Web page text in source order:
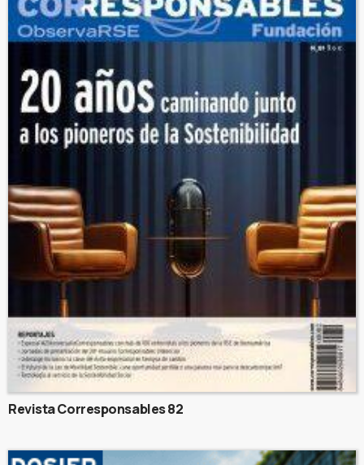
Revista Corresponsables 82